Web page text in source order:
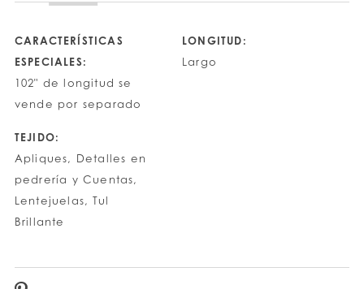
CARACTERÍSTICAS
ESPECIALES:
102" de longitud se
vende por separado
LONGITUD:
Largo
TEJIDO:
Apliques, Detalles en
pedrería y Cuentas,
Lentejuelas, Tul
Brillante